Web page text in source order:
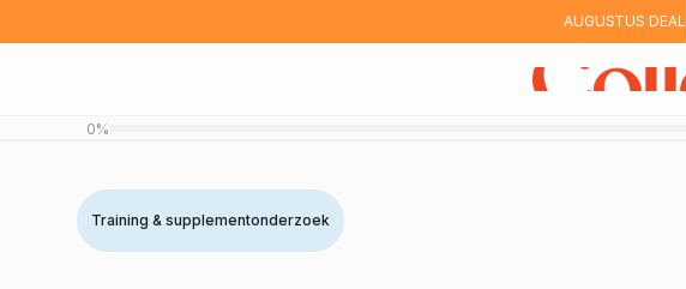
content
AUGUSTUS DEAL
0%
Training & supplementonderzoek